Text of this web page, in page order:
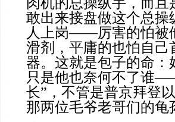
敢出来接盘做这个总
人上岗——厉害的怕被
滑剂，平庸的也怕自
器。这就是包子的命
只是他也奈何不了谁
长”，不管是普京拜登
那两位毛爷老哥们的